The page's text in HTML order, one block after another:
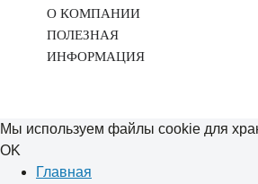
О КОМПАНИИ
ПОЛЕЗНАЯ
ИНФОРМАЦИЯ
Мы используем файлы cookie для
OK
Главная